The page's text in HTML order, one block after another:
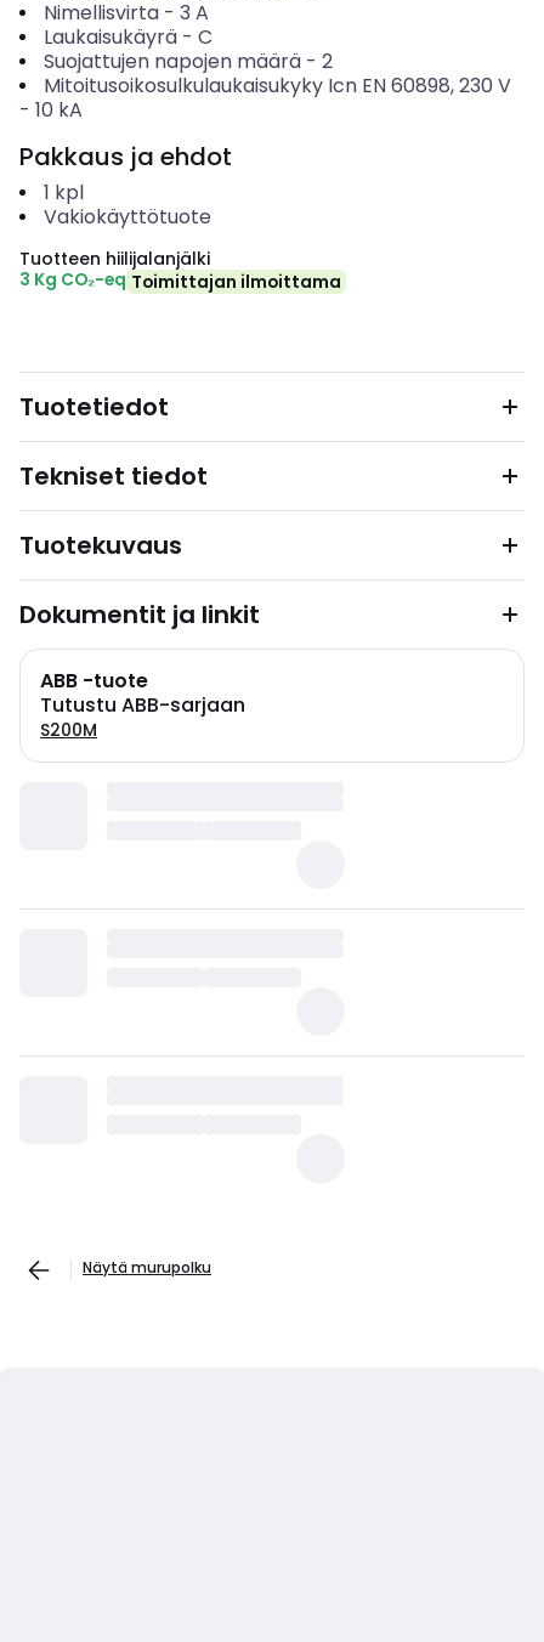
Nimellisvirta- 3 A
Laukaisukäyrä- C
Suojattujen napojen määrä- 2
Mitoitusoikosulkulaukaisukyky Icn EN 60898, 230 V
- 10 kA
Pakkaus ja ehdot
1 kpl
Vakiokäyttötuote
Tuotteen hiilijalanjälki
3 Kg CO₂-eq Toimittajan ilmoittama
Tuotetiedot
Tekniset tiedot
Tuotekuvaus
Dokumentit ja linkit
ABB -tuote
Tutustu ABB-sarjaan
S200M
Näytä murupolku